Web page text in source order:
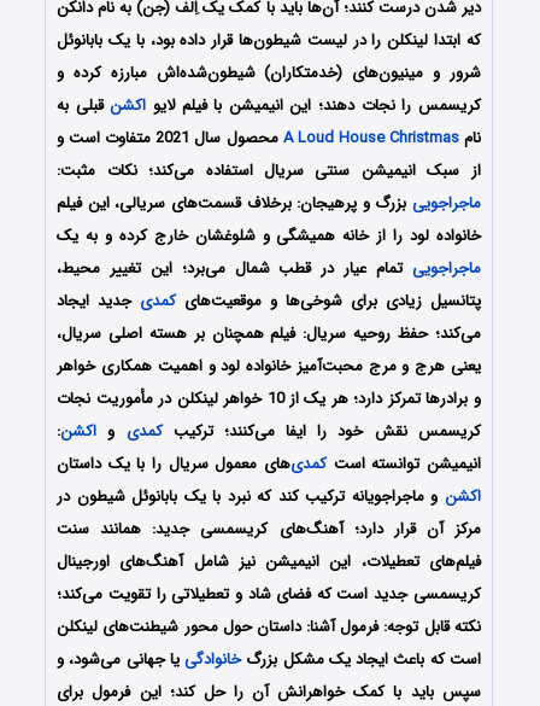
دیر شدن درست کنند؛ آن‌ها باید با کمک یک اِلف (جن) به نام دانکن
که ابتدا لینکلن را در لیست شیطون‌ها قرار داده بود، با یک بابانوئل
شرور و مینیون‌های (خدمتکاران) شیطون‌شده‌اش مبارزه کرده و
کریسمس را نجات دهند؛ این انیمیشن با فیلم لایو اکشنقبلی به
نامA Loud House Christmas
محصول سال 2021 متفاوت است و
از سبک انیمیشن سنتی سریال استفاده می‌کند؛ نکات مثبت:
ماجراجویی بزرگ و پرهیجان: برخلاف قسمت‌های سریالی، این فیلم
خانواده لود را از خانه همیشگی و شلوغشان خارج کرده و به یک
ماجراجویی تمام عیار در قطب شمال می‌برد؛ این تغییر محیط،
پتانسیل زیادی برای شوخی‌ها و موقعیت‌هایکمدی جدید ایجاد
می‌کند؛ حفظ روحیه سریال: فیلم همچنان بر هسته اصلی سریال،
یعنی هرج و مرج محبت‌آمیز خانواده لود و اهمیت همکاری خواهر
و برادرها تمرکز دارد؛ هر یک از 10 خواهر لینکلن در مأموریت نجات
کریسمس نقش خود را ایفا می‌کنند؛ ترکیبکمدی و اکشن:
انیمیشن توانسته استکمدی‌های معمول سریال را با یک داستان
اکشن و ماجراجویانه ترکیب کند که نبرد با یک بابانوئل شیطون در
مرکز آن قرار دارد؛ آهنگ‌های کریسمسی جدید: همانند سنت
فیلم‌های تعطیلات، این انیمیشن نیز شامل آهنگ‌های اورجینال
کریسمسی جدید است که فضای شاد و تعطیلاتی را تقویت می‌کند؛
نکته قابل توجه: فرمول آشنا: داستان حول محور شیطنت‌های لینکلن
است که باعث ایجاد یک مشکل بزرگخانوادگییا جهانی می‌شود، و
سپس باید با کمک خواهرانش آن را حل کند؛ این فرمول برای